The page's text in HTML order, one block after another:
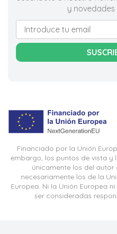
y novedades
Financiado por la Unión
embargo, los puntos de vista y
únicamente los del
necesariamente los de la
Europea. Ni la Unión Europea
ser consideradas